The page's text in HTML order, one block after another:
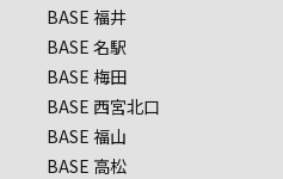
BASE 福井
BASE 名駅
BASE 梅田
BASE 西宮北口
BASE 福山
BASE 高松